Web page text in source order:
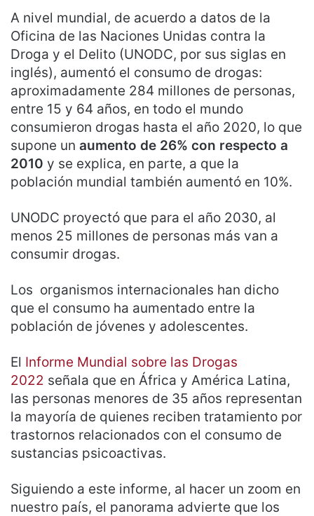
A nivel mundial, de acuerdo a datos de la
Oficina de las Naciones Unidas contra la
Droga y el Delito (UNODC, por sus siglas en
inglés), aumentó el consumo de drogas:
aproximadamente 284 millones de personas,
entre 15 y 64 años, en todo el mundo
consumieron drogas hasta el año 2020, lo que
supone un aumento de 26% con respecto a
2010 y se explica, en parte, a que la
población mundial también aumentó en 10%.
UNODC proyectó que para el año 2030, al
menos 25 millones de personas más van a
consumir drogas.
Los organismos internacionales han dicho
que el consumo ha aumentado entre la
población de jóvenes y adolescentes.
El Informe Mundial sobre las Drogas
2022 señala que en África y América Latina,
las personas menores de 35 años representan
la mayoría de quienes reciben tratamiento por
trastornos relacionados con el consumo de
sustancias psicoactivas.
Siguiendo a este informe, al hacer un zoom en
nuestro país, el panorama advierte que los